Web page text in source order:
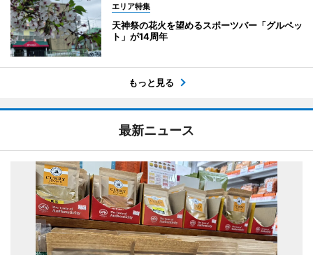
エリア特集
天神祭の花火を望めるスポーツバー「グルペッ
ト」が14周年
もっと見る
最新ニュース